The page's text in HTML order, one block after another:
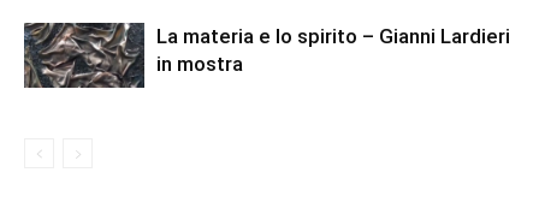
La materia e lo spirito – Gianni Lardieri
in mostra